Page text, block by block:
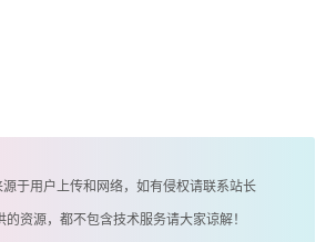
于用户上传和网络，如有侵权请联系站长
资源，都不包含技术服务请大家谅解！